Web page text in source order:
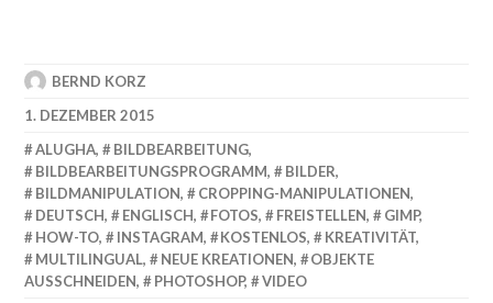
BERND KORZ
1. DEZEMBER 2015
ALUGHA, BILDBEARBEITUNG,
BILDBEARBEITUNGSPROGRAMM, BILDER,
BILDMANIPULATION, CROPPING-MANIPULATIONEN,
DEUTSCH, ENGLISCH, FOTOS, FREISTELLEN, GIMP,
HOW-TO, INSTAGRAM, KOSTENLOS, KREATIVITÄT,
MULTILINGUAL, NEUE KREATIONEN,
OBJEKTE
AUSSCHNEIDEN, PHOTOSHOP, VIDEO